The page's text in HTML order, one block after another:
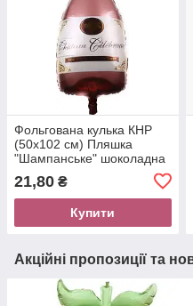
Фольгована кулька КНР
(50х102 см) Пляшка
"Шампанське" шоколадна
21,80 ₴
Купити
Акційні пропозиції та